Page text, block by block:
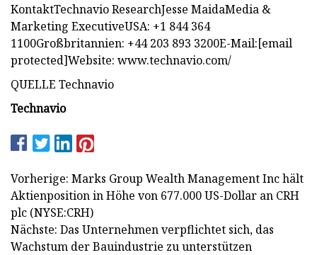
KontaktTechnavio ResearchJesse MaidaMedia &
Marketing ExecutiveUSA: +1 844 364
1100Großbritannien: +44 203 893 3200E-Mail:[email
protected]Website: www.technavio.com/
QUELLE Technavio
Technavio
Vorherige: Marks Group Wealth Management Inc hält
Aktienposition in Höhe von 677.000 US-Dollar an CRH
plc (NYSE:CRH)
Nächste: Das Unternehmen verpflichtet sich, das
Wachstum der Bauindustrie zu unterstützen